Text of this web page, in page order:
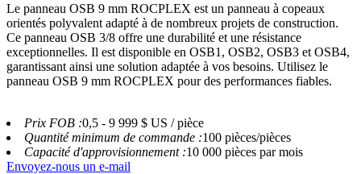
Le panneau OSB 9 mm ROCPLEX est un panneau à copeaux
orientés polyvalent adapté à de nombreux projets de construction.
Ce panneau OSB 3/8 offre une durabilité et une résistance
exceptionnelles. Il est disponible en OSB1, OSB2, OSB3 et OSB4,
garantissant ainsi une solution adaptée à vos besoins. Utilisez le
panneau OSB 9 mm ROCPLEX pour des performances fiables.
Prix ​​FOB :0,5 - 9 999 $ US / pièce
Quantité minimum de commande :100 pièces/pièces
Capacité d'approvisionnement :10 000 pièces par mois
Envoyez-nous un e-mail